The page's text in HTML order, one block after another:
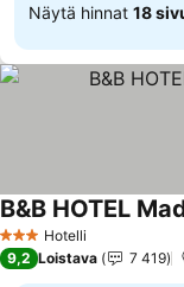
Näytä hinnat 18
3 Tähtiluokitus
Hotelli
B&B HOTEL
9,2 Loistava 7 419